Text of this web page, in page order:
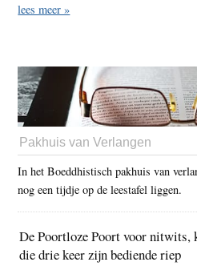
lees meer »
Pakhuis van Verlangen
In het Boeddhistisch pakhuis van
nog een tijdje op de leestafel liggen.
De Poortloze Poort voor nitwits,
die drie keer zijn bediende riep